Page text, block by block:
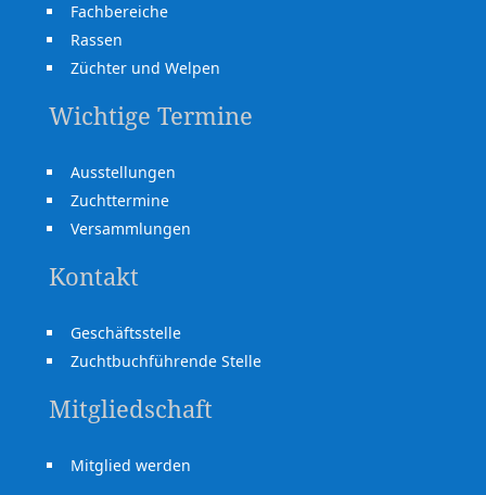
Fachbereiche
Rassen
Züchter und Welpen
Wichtige Termine
Ausstellungen
Zuchttermine
Versammlungen
Kontakt
Geschäftsstelle
Zuchtbuchführende Stelle
Mitgliedschaft
Mitglied werden